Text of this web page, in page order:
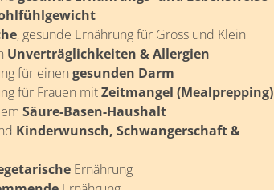
, gesunde Ernährung für Gross und Klein
Unverträglichkeiten & Allergien
für einen gesunden Darm
für Frauen mitZeitmangel (Mealprepping)
Säure-Basen-Haushalt
Kinderwunsch, Schwangerschaft &
Ernährung